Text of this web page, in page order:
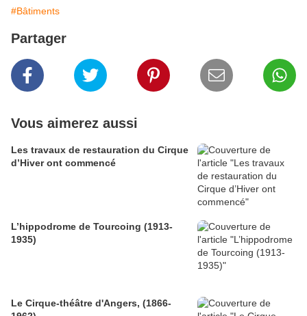
#Bâtiments
Partager
Vous aimerez aussi
Les travaux de restauration du Cirque
d’Hiver ont commencé
L’hippodrome de Tourcoing (1913-
1935)
Le Cirque-théâtre d'Angers, (1866-